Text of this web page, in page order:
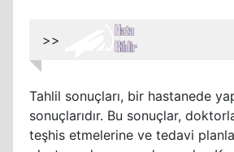
>>
Tahlil sonuçları, bir hastanede
sonuçlarıdır. Bu sonuçlar,
teşhis etmelerine ve tedavi